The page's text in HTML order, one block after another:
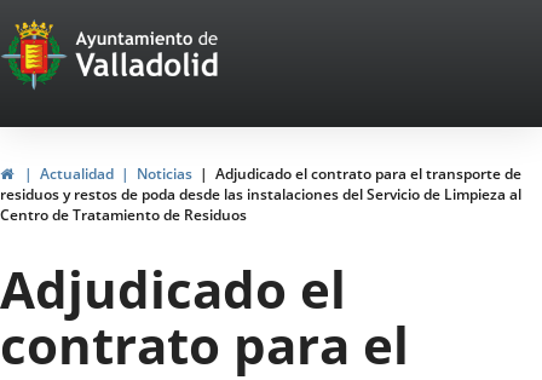
Portal
Web
del
Ayuntamiento
de
Valladolid
HomeActualidad Noticias
Adjudicado el contrato para el transporte de
residuos y restos de poda desde las instalaciones del Servicio de Limpieza al
Centro de Tratamiento de Residuos
Adjudicado el
contrato para el